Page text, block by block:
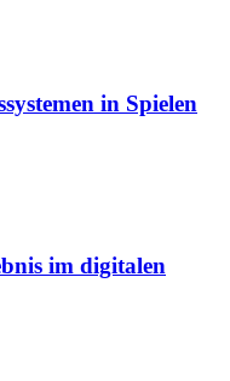
in Spielen
im digitalen